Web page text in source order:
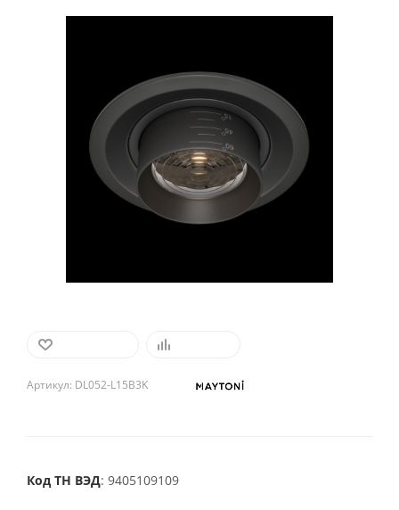
Артикул: DL052-L15B3K
Код ТН ВЭД: 9405109109